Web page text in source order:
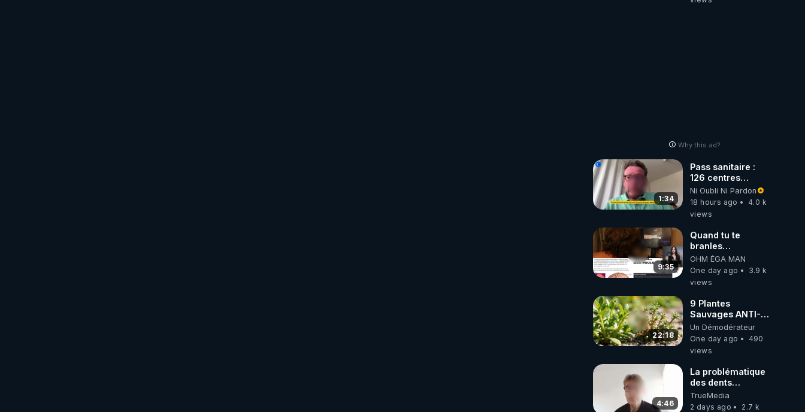
Why this ad?
1:34
Pass sanitaire :
126 centres
commerciaux
concernés par
l'obligation dans
Ni Oubli Ni Pardon
18 hours ago
4.0 k
views
9:35
Quand tu te
branles
bonhomme tu
émets des ondes
ils ont juste omis
OHM ÉGA MAN
One day ago
3.9 k
views
22:18
9 Plantes
Sauvages ANTI-
FAMINE: ces
Ressources
Haies
Un Démodérateur
One day ago
490
views
4:46
La problématique
des dents
dévitalisées et
des implants
TrueMedia
2 days ago
2.7 k